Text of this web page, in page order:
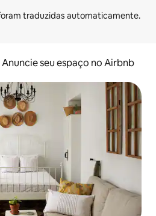
Anuncie seu espaço no Airbnb